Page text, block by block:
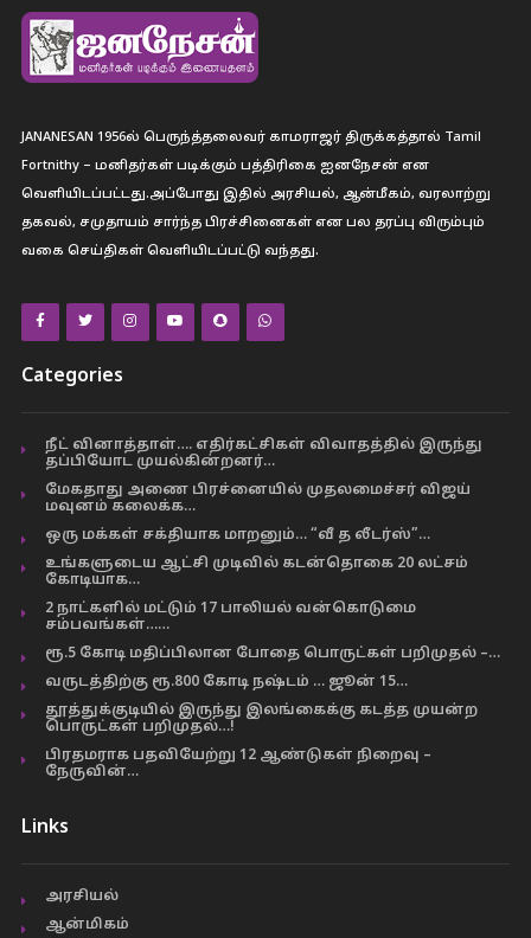
JANANESAN 1956ல் பெருந்த்தலைவர் காமராஜர் திருக்கத்தால் Tamil
Fortnithy – மனிதர்கள் படிக்கும் பத்திரிகை ஐனநேசன் என
வெளியிடப்பட்டது.அப்போது இதில் அரசியல், ஆன்மீகம், வரலாற்று
தகவல், சமுதாயம் சார்ந்த பிரச்சினைகள் என பல தரப்பு விரும்பும்
வகை செய்திகள் வெளியிடப்பட்டு வந்தது.
Categories
நீட் வினாத்தாள்…. எதிர்கட்சிகள் விவாதத்தில் இருந்து
தப்பியோட முயல்கின்றனர்…
மேகதாது அணை பிரச்னையில் முதலமைச்சர் விஜய்
மவுனம் கலைக்க…
ஒரு மக்கள் சக்தியாக மாறனும்… “வீ த லீடர்ஸ்”…
உங்களுடைய ஆட்சி முடிவில் கடன்தொகை 20 லட்சம்
கோடியாக…
2 நாட்களில் மட்டும் 17 பாலியல் வன்கொடுமை
சம்பவங்கள்……
ரூ.5 கோடி மதிப்பிலான போதை பொருட்கள் பறிமுதல் –…
வருடத்திற்கு ரூ.800 கோடி நஷ்டம் … ஜூன் 15…
தூத்துக்குடியில் இருந்து இலங்கைக்கு கடத்த முயன்ற
பொருட்கள் பறிமுதல்…!
பிரதமராக பதவியேற்று 12 ஆண்டுகள் நிறைவு –
நேருவின்…
Links
அரசியல்
ஆன்மிகம்